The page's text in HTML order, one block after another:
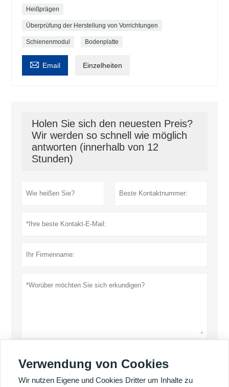
Heißprägen
Überprüfung der Herstellung von Vorrichtungen
Schienenmodul Bodenplatte
 Email Einzelheiten
Holen Sie sich den neuesten Preis?
Wir werden so schnell wie möglich
antworten (innerhalb von 12
Stunden)
Datenschutz-Bestimmungen
Verwendung von Cookies
Wir nutzen Eigene und Cookies Dritter um Inhalte zu